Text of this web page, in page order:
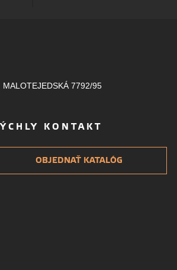
MALOTEJEDSKÁ 7792/95
KONTAKT
OBJEDNAŤ KATALÓG